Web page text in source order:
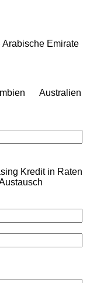
Arabische Emirate
Australien
Kredit in Raten